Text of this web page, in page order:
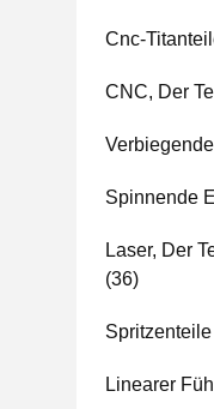
Cnc-
CNC, Der
Spinnende
Laser, Der
(36)
Spritzenteile
Linearer